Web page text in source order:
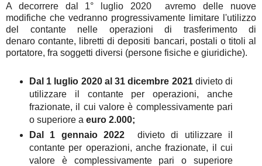
A decorrere dal 1° luglio 2020 avremo delle nuove
modifiche che vedranno progressivamente limitare l'utilizzo
del contante nelle operazioni di trasferimento di
denaro contante, libretti di depositi bancari, postali o titoli al
portatore, fra soggetti diversi (persone fisiche e giuridiche).
Dal 1 luglio 2020 al 31 dicembre 2021divieto di
utilizzare il contante per operazioni, anche
frazionate, il cui valore è complessivamente pari
o superiore a euro 2.000;
Dal 1 gennaio 2022 divieto di utilizzare il
contante per operazioni, anche frazionate, il cui
valore è complessivamente pari o superiore